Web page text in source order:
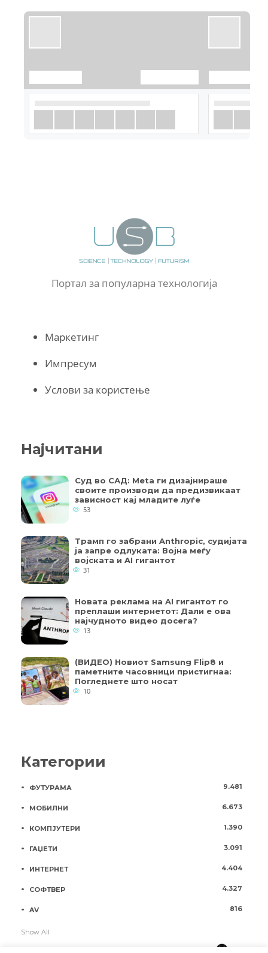
Портал за популарна технологија
Маркетинг
Импресум
Услови за користење
Најчитани
Суд во САД: Meta ги дизајнираше
своите производи да предизвикаат
зависност кај младите луѓе
53
Трамп го забрани Anthropic, судијата
ја запре одлуката: Војна меѓу
војската и AI гигантот
31
Новата реклама на AI гигантот го
преплаши интернетот: Дали е ова
најчудното видео досега?
13
(ВИДЕО) Новиот Samsung Flip8 и
паметните часовници пристигнаа:
Погледнете што носат
10
Категории
ФУТУРАМА 9.481
МОБИЛНИ 6.673
КОМПЈУТЕРИ 1.390
ГАЏЕТИ 3.091
ИНТЕРНЕТ 4.404
СОФТВЕР 4.327
AV 816
Show All